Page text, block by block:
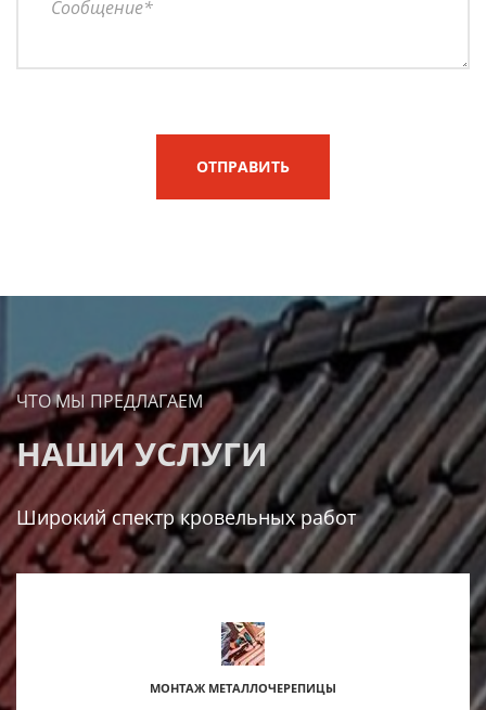
ОТПРАВИТЬ
ЧТО МЫ ПРЕДЛАГАЕМ
НАШИ УСЛУГИ
Широкий спектр кровельных работ
МОНТАЖ МЕТАЛЛОЧЕРЕПИЦЫ